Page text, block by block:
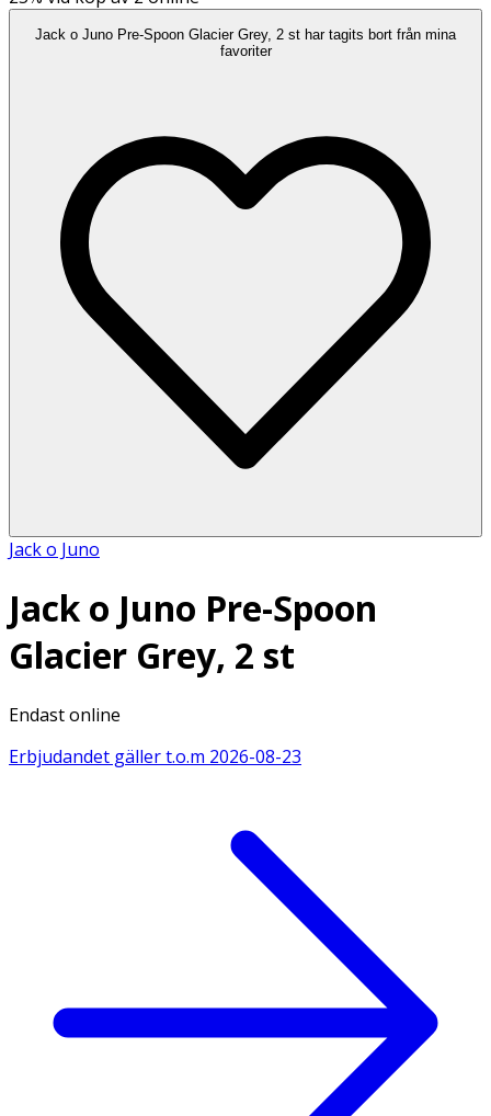
Jack o Juno Pre-Spoon Glacier Grey, 2 st har tagits bort från mina
favoriter
Jack o Juno
Jack o Juno Pre-Spoon
Glacier Grey, 2 st
Endast online
Erbjudandet gäller t.o.m 2026-08-23